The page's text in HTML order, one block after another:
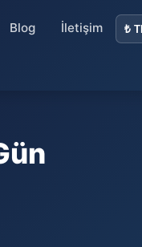
Blog İletişim